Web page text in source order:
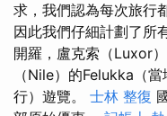
求，我們認為每次旅行
因此我們仔細計劃了所
開羅，盧克索（Luxor
（Nile）的Felukka（
行）遊覽。 士林 整復